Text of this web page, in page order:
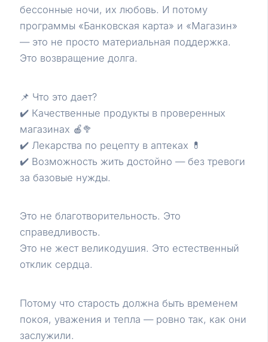
бессонные ночи, их любовь. И потому
программы «Банковская карта» и «Магазин»
— это не просто материальная поддержка.
Это возвращение долга.
📌 Что это дает?
✔️ Качественные продукты в проверенных
магазинах 🍎🥦
✔️ Лекарства по рецепту в аптеках 💊
✔️ Возможность жить достойно — без тревоги
за базовые нужды.
Это не благотворительность. Это
справедливость.
Это не жест великодушия. Это естественный
отклик сердца.
Потому что старость должна быть временем
покоя, уважения и тепла — ровно так, как они
заслужили.